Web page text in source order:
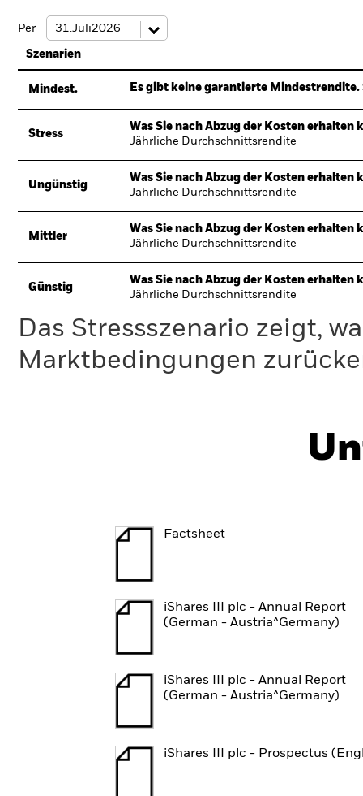
Per
Szenarien
Mindest. Es gibt keine garantierte
Stress
Was Sie nach Abzug der Kosten erhalten
Jährliche Durchschnittsrendite
Ungünstig
Was Sie nach Abzug der Kosten erhalten
Jährliche Durchschnittsrendite
Mittler
Was Sie nach Abzug der Kosten erhalten
Jährliche Durchschnittsrendite
Günstig
Was Sie nach Abzug der Kosten erhalten
Jährliche Durchschnittsrendite
Das Stressszenario zeigt,
Marktbedingungen
Factsheet
iShares III plc - Annual Report
(German - Austria^Germany)
iShares III plc - Annual Report
(German - Austria^Germany)
iShares III plc - Prospectus